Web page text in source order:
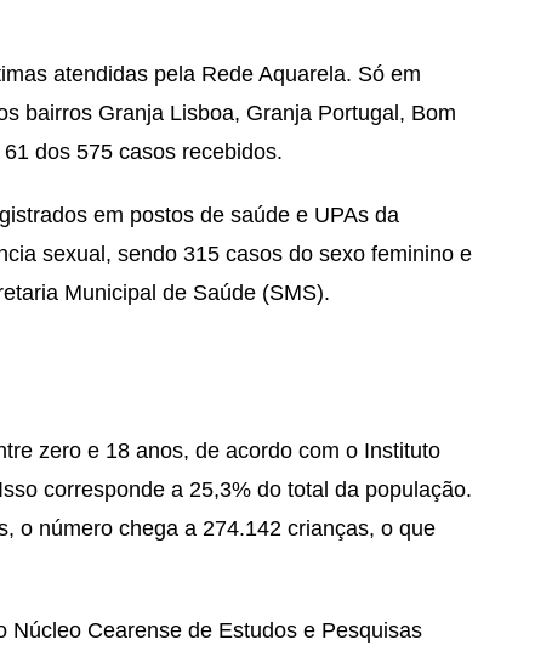
atendidas pela Rede Aquarela. Só em
bairros Granja Lisboa, Granja Portugal, Bom
dos 575 casos recebidos.
em postos de saúde e UPAs da
sexual, sendo 315 casos do sexo feminino e
Municipal de Saúde (SMS).
zero e 18 anos, de acordo com o Instituto
corresponde a 25,3% do total da população.
o número chega a 274.142 crianças, o que
Núcleo Cearense de Estudos e Pesquisas